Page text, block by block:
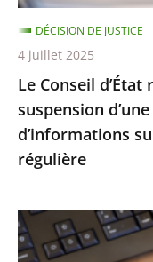
d’une
note
relative
à
la
collecte
d’informations
des
étrangers
Le Conseil
suspension
d’informations
régulière
DÉCISION DE JUSTICE
4 juillet 2025
Le
Conseil